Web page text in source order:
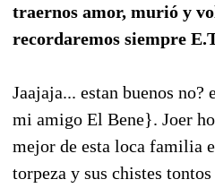
traernos amor, murió y
recordaremos siempre
Jaajaja... estan buenos
mi amigo El Bene}. Joer
mejor de esta loca familia
torpeza y sus chistes